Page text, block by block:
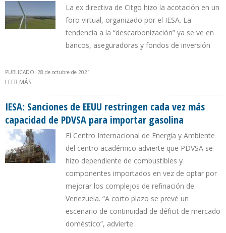
La ex directiva de Citgo hizo la acotación en un
foro virtual, organizado por el IESA. La
tendencia a la “descarbonización” ya se ve en
bancos, aseguradoras y fondos de inversión
PUBLICADO: 28 de octubre de 2021
LEER MÁS
IESA: Sanciones de EEUU restringen cada vez más
capacidad de PDVSA para importar gasolina
El Centro Internacional de Energía y Ambiente
del centro académico advierte que PDVSA se
hizo dependiente de combustibles y
componentes importados en vez de optar por
mejorar los complejos de refinación de
Venezuela. “A corto plazo se prevé un
escenario de continuidad de déficit de mercado
doméstico”, advierte